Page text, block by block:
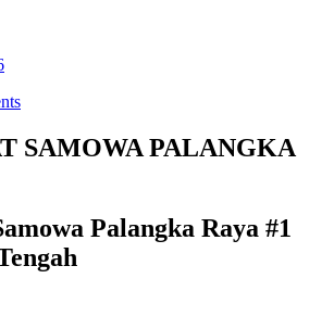
SAMOWA PALANGKA
Palangka Raya #1